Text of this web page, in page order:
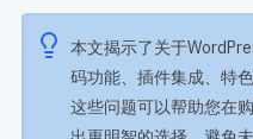
案例
主题案例
插件案例
本文揭示了关于
码功能、插件集成、特
这些问题可以帮助您在